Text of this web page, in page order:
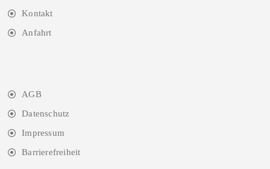
Kontakt
Anfahrt
AGB
Datenschutz
Impressum
Barrierefreiheit